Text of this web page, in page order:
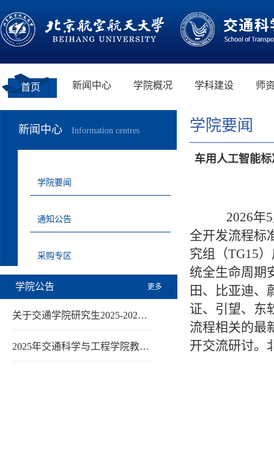
首页 新闻中心 学院概况 学科建设 师
新闻中心 Information centres
学院要闻
通知公告
采购专区
学院公告 更多
关于交通学院研究生2025-202…
2025年交通科学与工程学院教…
学院要闻
车用人工智能
2026年
全开发流程标
究组（TG15
统全生命周期
田、比亚迪、
证、引望、东
流程相关的最
开交流研讨。